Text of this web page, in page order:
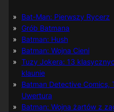
Bat-Man: Pierwszy Rycerz
Grób Batmana
Batman: Hush
Batman: Wojna Cieni
Tuzy Jokera: 13
klaunie
Batman Detective Comics,
Uwertura
Batman: Wojna żartów z